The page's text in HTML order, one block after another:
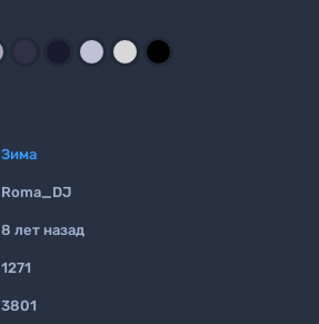
Зима
Roma_DJ
8 лет назад
1271
3801